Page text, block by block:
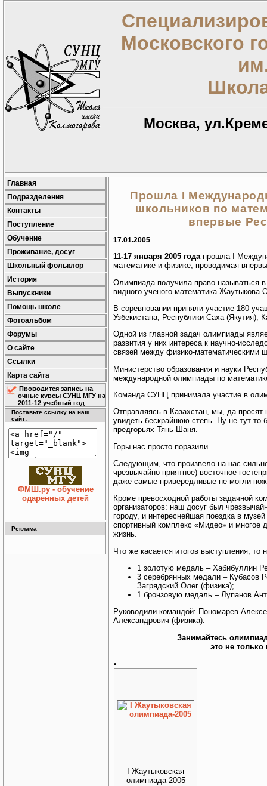
Московского
Москва,
Главная
Подразделения
Контакты
Поступление
Обучение
Проживание, досуг
Школьный фольклор
История
Выпускники
Помощь школе
Фотоальбом
Форумы
О сайте
Ссылки
Карта сайта
Проводится запись на
очные курсы СУНЦ МГУ на
2011-12 учебный год
Поставьте ссылку на наш
сайт:
ФМШ.ру - обучение
одаренных детей
Реклама
Прошла I
школьников по
впервые
17.01.2005
11-17 января 2005 годапрошла I
математике и физике, проводимая
Олимпиада получила право называться в
видного ученого-математика Жаутыкова
В соревновании приняли участие 180
Узбекистана, Республики Саха (Якутия),
Одной из главной задач олимпиады
развития у них интереса к научно-
связей между физико-математическими
Министерство образования и науки
международной олимпиады по
Команда СУНЦ принимала участие в
Отправляясь в Казахстан, мы, да просят
увидеть бескрайнюю степь. Ну не тут
предгорьях Тянь-Шаня.
Горы нас просто поразили.
Следующим, что произвело на нас
чрезвычайно приятное) восточное
даже самые привередливые не могли
Кроме превосходной работы задачной
организаторов: наш досуг был
городу, и интереснейшая поездка в
спортивный комплекс «Мидео» и многое
жизнь.
Что же касается итогов выступления,
1 золотую медаль – Хабибуллин
3 серебрянных медали – Кубасов
Загрядский Олег (физика);
1 бронзовую медаль – Лупанов
Руководили командой: Пономарев
Александрович (физика).
Занимайтесь
это не только
I Жаутыковская
олимпиада-2005